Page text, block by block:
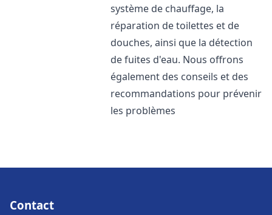
système de chauffage, la
réparation de toilettes et de
douches, ainsi que la détection
de fuites d'eau. Nous offrons
également des conseils et des
recommandations pour prévenir
les problèmes
Contact